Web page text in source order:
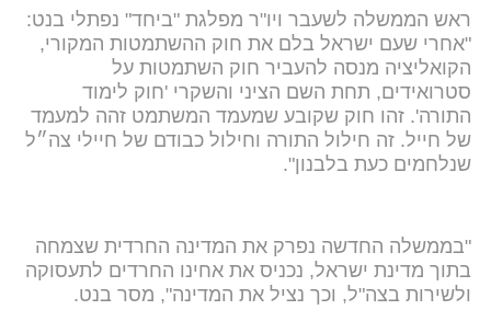
ראש הממשלה לשעבר ויו"ר מפלגת "ביחד" נפתלי בנט:
"אחרי שעם ישראל בלם את חוק ההשתמטות המקורי,
הקואליציה מנסה להעביר חוק השתמטות על
סטרואידים, תחת השם הציני והשקרי 'חוק לימוד
התורה'. זהו חוק שקובע שמעמד המשתמט זהה למעמד
של חייל. זה חילול התורה וחילול כבודם של חיילי צה״ל
שנלחמים כעת בלבנון".
"בממשלה החדשה נפרק את המדינה החרדית שצמחה
בתוך מדינת ישראל, נכניס את אחינו החרדים לתעסוקה
ולשירות בצה"ל, וכך נציל את המדינה", מסר בנט.